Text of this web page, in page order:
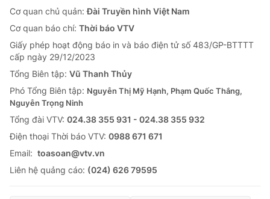
VTV9 VTV8
Liên hệ tòa soạn English
THỜI BÁO VTV
Theo dõi báo trên
Cơ quan chủ quản:Đài Truyền hình Việt Nam
Cơ quan báo chí: Thời báo VTV
Giấy phép hoạt động báo in và báo điện tử số 483/GP-BTTTT
cấp ngày 29/12/2023
Tổng Biên tập: Vũ Thanh Thủy
Phó Tổng Biên tập: Nguyễn Thị Mỹ Hạnh, Phạm Quốc Thắng,
Nguyễn Trọng Ninh
Tổng đài VTV: 024.38 355 931 - 024.38 355 932
Ðiện thoại Thời báo VTV: 0988 671 671
Email: toasoan@vtv.vn
Liên hệ quảng cáo: (024) 626 79595